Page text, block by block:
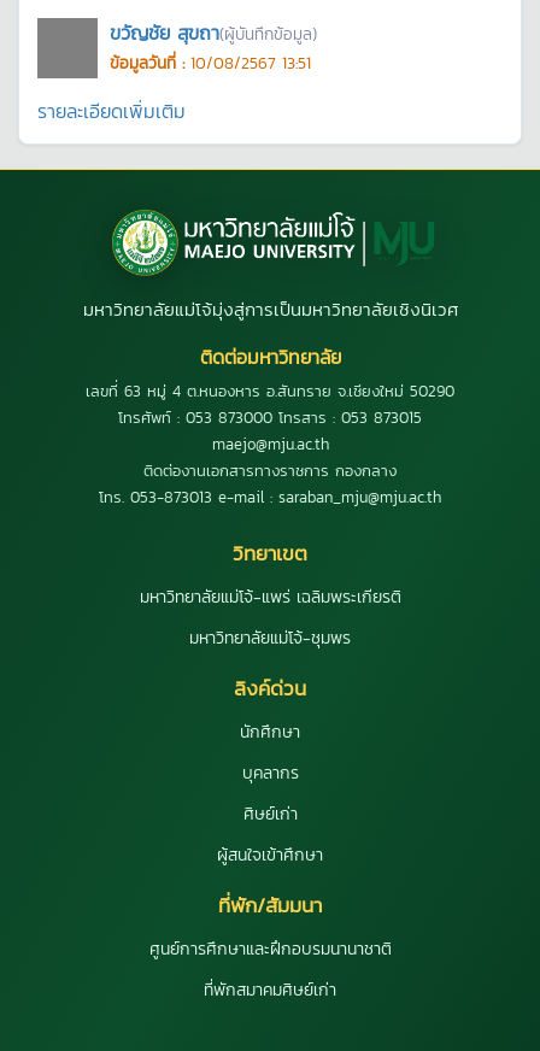
ขวัญชัย สุขถา(ผู้บันทึกข้อมูล)
ข้อมูลวันที่ : 10/08/2567 13:51
รายละเอียดเพิ่มเติม
มหาวิทยาลัยแม่โจ้มุ่งสู่การเป็นมหาวิทยาลัยเชิงนิเวศ
ติดต่อมหาวิทยาลัย
เลขที่ 63 หมู่ 4 ต.หนองหาร อ.สันทราย จ.เชียงใหม่ 50290
โทรศัพท์ : 053 873000 โทรสาร : 053 873015
maejo@mju.ac.th
ติดต่องานเอกสารทางราชการ กองกลาง
โทร. 053-873013 e-mail : saraban_mju@mju.ac.th
วิทยาเขต
มหาวิทยาลัยแม่โจ้-แพร่ เฉลิมพระเกียรติ
มหาวิทยาลัยแม่โจ้-ชุมพร
ลิงค์ด่วน
นักศึกษา
บุคลากร
ศิษย์เก่า
ผู้สนใจเข้าศึกษา
ที่พัก/สัมมนา
ศูนย์การศึกษาและฝึกอบรมนานาชาติ
ที่พักสมาคมศิษย์เก่า